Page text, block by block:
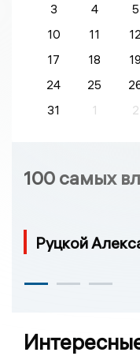
3
4 5
10
11 12
17
18 19
24
25
31
1 2
100 самых
Руцкой